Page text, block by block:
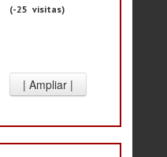
(-25 visitas)